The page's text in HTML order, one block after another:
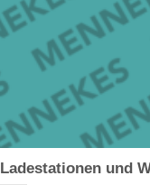
Ladestationen und